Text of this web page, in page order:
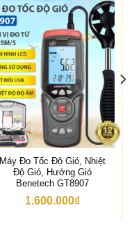
Máy Đo Tốc Độ Gió, Nhiệt
Độ Gió, Hướng Gió
Benetech GT8907
1.600.000₫